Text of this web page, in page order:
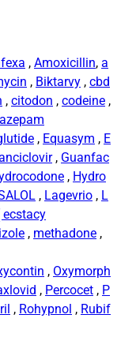
, Amoxicillin, a
, Biktarvy , cbd
, citodon , codeine ,
, Equasym , E
, Guanfac
, Hydro
, Lagevrio , L
ecstacy
, methadone ,
, Oxymorph
, Percocet , P
, Rohypnol , Rubif